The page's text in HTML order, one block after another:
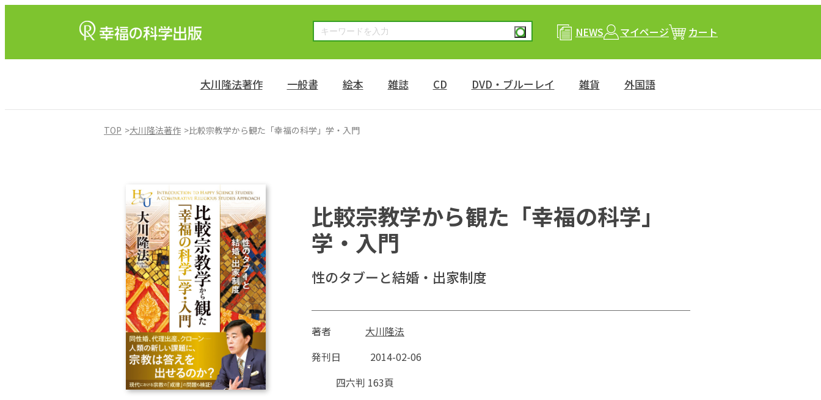
NEWS マイページ カート
大川隆法著作 一般書 絵本 雑誌 CD DVD・ブルーレイ 雑貨 外国語
TOP 大川隆法著作 比較宗教学から観た「幸福の科学」学・入門
比較宗教学から観た「幸福の科学」
学・入門
性のタブーと結婚・出家制度
著者
大川隆法
発刊日
2014-02-06
四六判 163頁